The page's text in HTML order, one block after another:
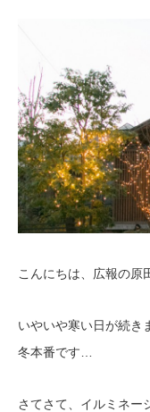
こんにちは、広報の原
いやいや寒い日が続き
冬本番です…
さてさて、イルミネー